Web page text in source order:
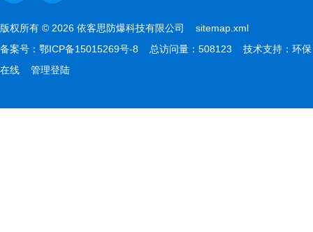
版权所有 © 2026 依客思防爆科技有限公司 sitemap.xml
备案号： 鄂ICP备15015269号-8 总访问量：508123 技术支持： 环保
在线
管理登陆